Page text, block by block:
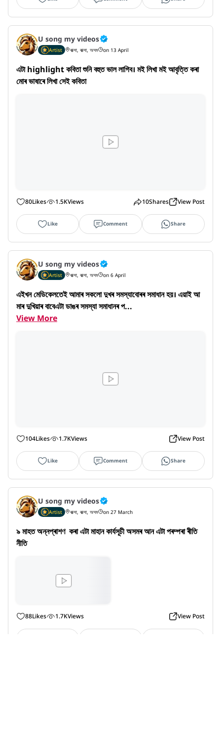
U song my videos
Artist বাক্সা, বাক্সা, অসম on 13 April
এটা highlight কবিতা শুনি বহুত ভাল লাগিব। মই লিখা মই আবৃত্তি কৰা
মোৰ ভাষাৰে লিখা সেই কবিতা
80Likes 1.5KViews 10Shares View Post
Like Comment Share
U song my videos
Artist বাক্সা, বাক্সা, অসম on 6 April
এইখন মেডিকেলতেই আমাৰ সকলো দুখৰ সমস্যাবোৰৰ সমাধান হয়। এয়াই আ
মাৰ দুখিয়াৰ বাবেএটা ডাঙৰ সমস্যা সমাধানৰ প...
View More
104Likes 1.7KViews View Post
Like Comment Share
U song my videos
Artist বাক্সা, বাক্সা, অসম on 27 March
৯ মাহত অন্নপ্ৰাশণ  কৰা এটা মাহান কাৰ্যসূচী অসমৰ আন এটা পৰম্পৰা ৰীতি
নীতি
88Likes 1.7KViews View Post